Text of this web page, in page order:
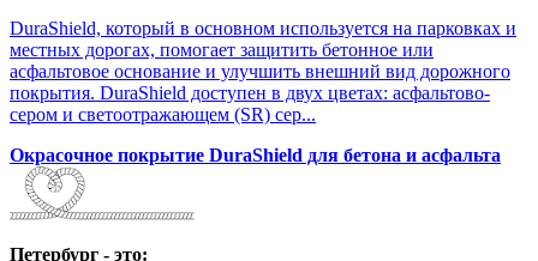
DuraShield, который в основном используется на парковках и
местных дорогах, помогает защитить бетонное или
асфальтовое основание и улучшить внешний вид дорожного
покрытия. DuraShield доступен в двух цветах: асфальтово-
сером и светоотражающем (SR) сер...
Окрасочное покрытие DuraShield для бетона и асфальта
Петербург - это: